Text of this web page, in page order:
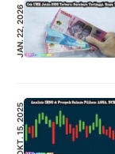
JAN. 22, 2026
OKT. 15, 2025